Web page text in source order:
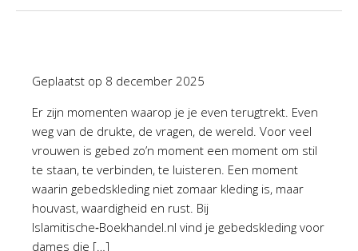
Geplaatst op 8 december 2025
Er zijn momenten waarop je je even terugtrekt. Even
weg van de drukte, de vragen, de wereld. Voor veel
vrouwen is gebed zo’n moment een moment om stil
te staan, te verbinden, te luisteren. Een moment
waarin gebedskleding niet zomaar kleding is, maar
houvast, waardigheid en rust. Bij
Islamitische‑Boekhandel.nl vind je gebedskleding voor
dames die […]